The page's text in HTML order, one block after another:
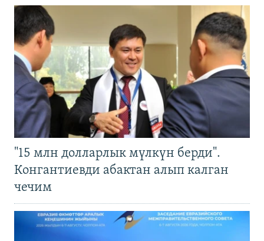
"15 млн долларлык мүлкүн берди".
Конгантиевди абактан алып калган
чечим